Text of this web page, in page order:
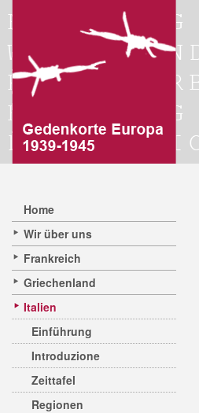
Home
Wir über uns
Frankreich
Griechenland
Italien
Einführung
Introduzione
Zeittafel
Regionen